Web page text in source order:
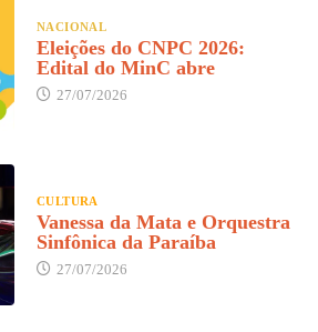
NACIONAL
Eleições do CNPC 2026:
Edital do MinC abre
27/07/2026
CULTURA
Vanessa da Mata e Orquestra
Sinfônica da Paraíba
27/07/2026